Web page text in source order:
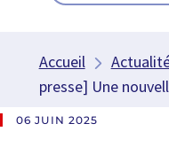
Accueil
presse] Une
06 JUIN 2025